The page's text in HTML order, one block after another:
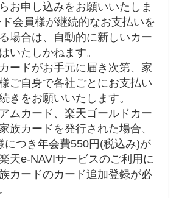
お申し込みをお願いいたしま
会員様が継続的なお支払いを
場合は、自動的に新しいカー
いたしかねます。
ードがお手元に届き次第、家
ご自身で各社ごとにお支払い
きをお願いいたします。
ムカード、楽天ゴールドカー
族カードを発行された場合、
につき年会費550円(税込み)が
天e-NAVIサービスのご利用に
カードのカード追加登録が必